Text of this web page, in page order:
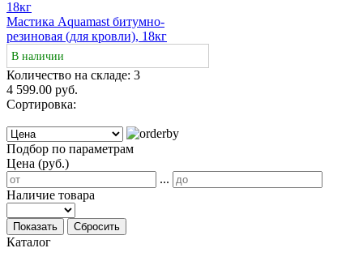
Мастика Aquamast битумно-
резиновая (для кровли), 18кг
В наличии
Количество на складе: 3
4 599.00 руб.
Сортировка:
Подбор по параметрам
Цена (руб.)
...
Наличие товара
Показать Сбросить
Каталог